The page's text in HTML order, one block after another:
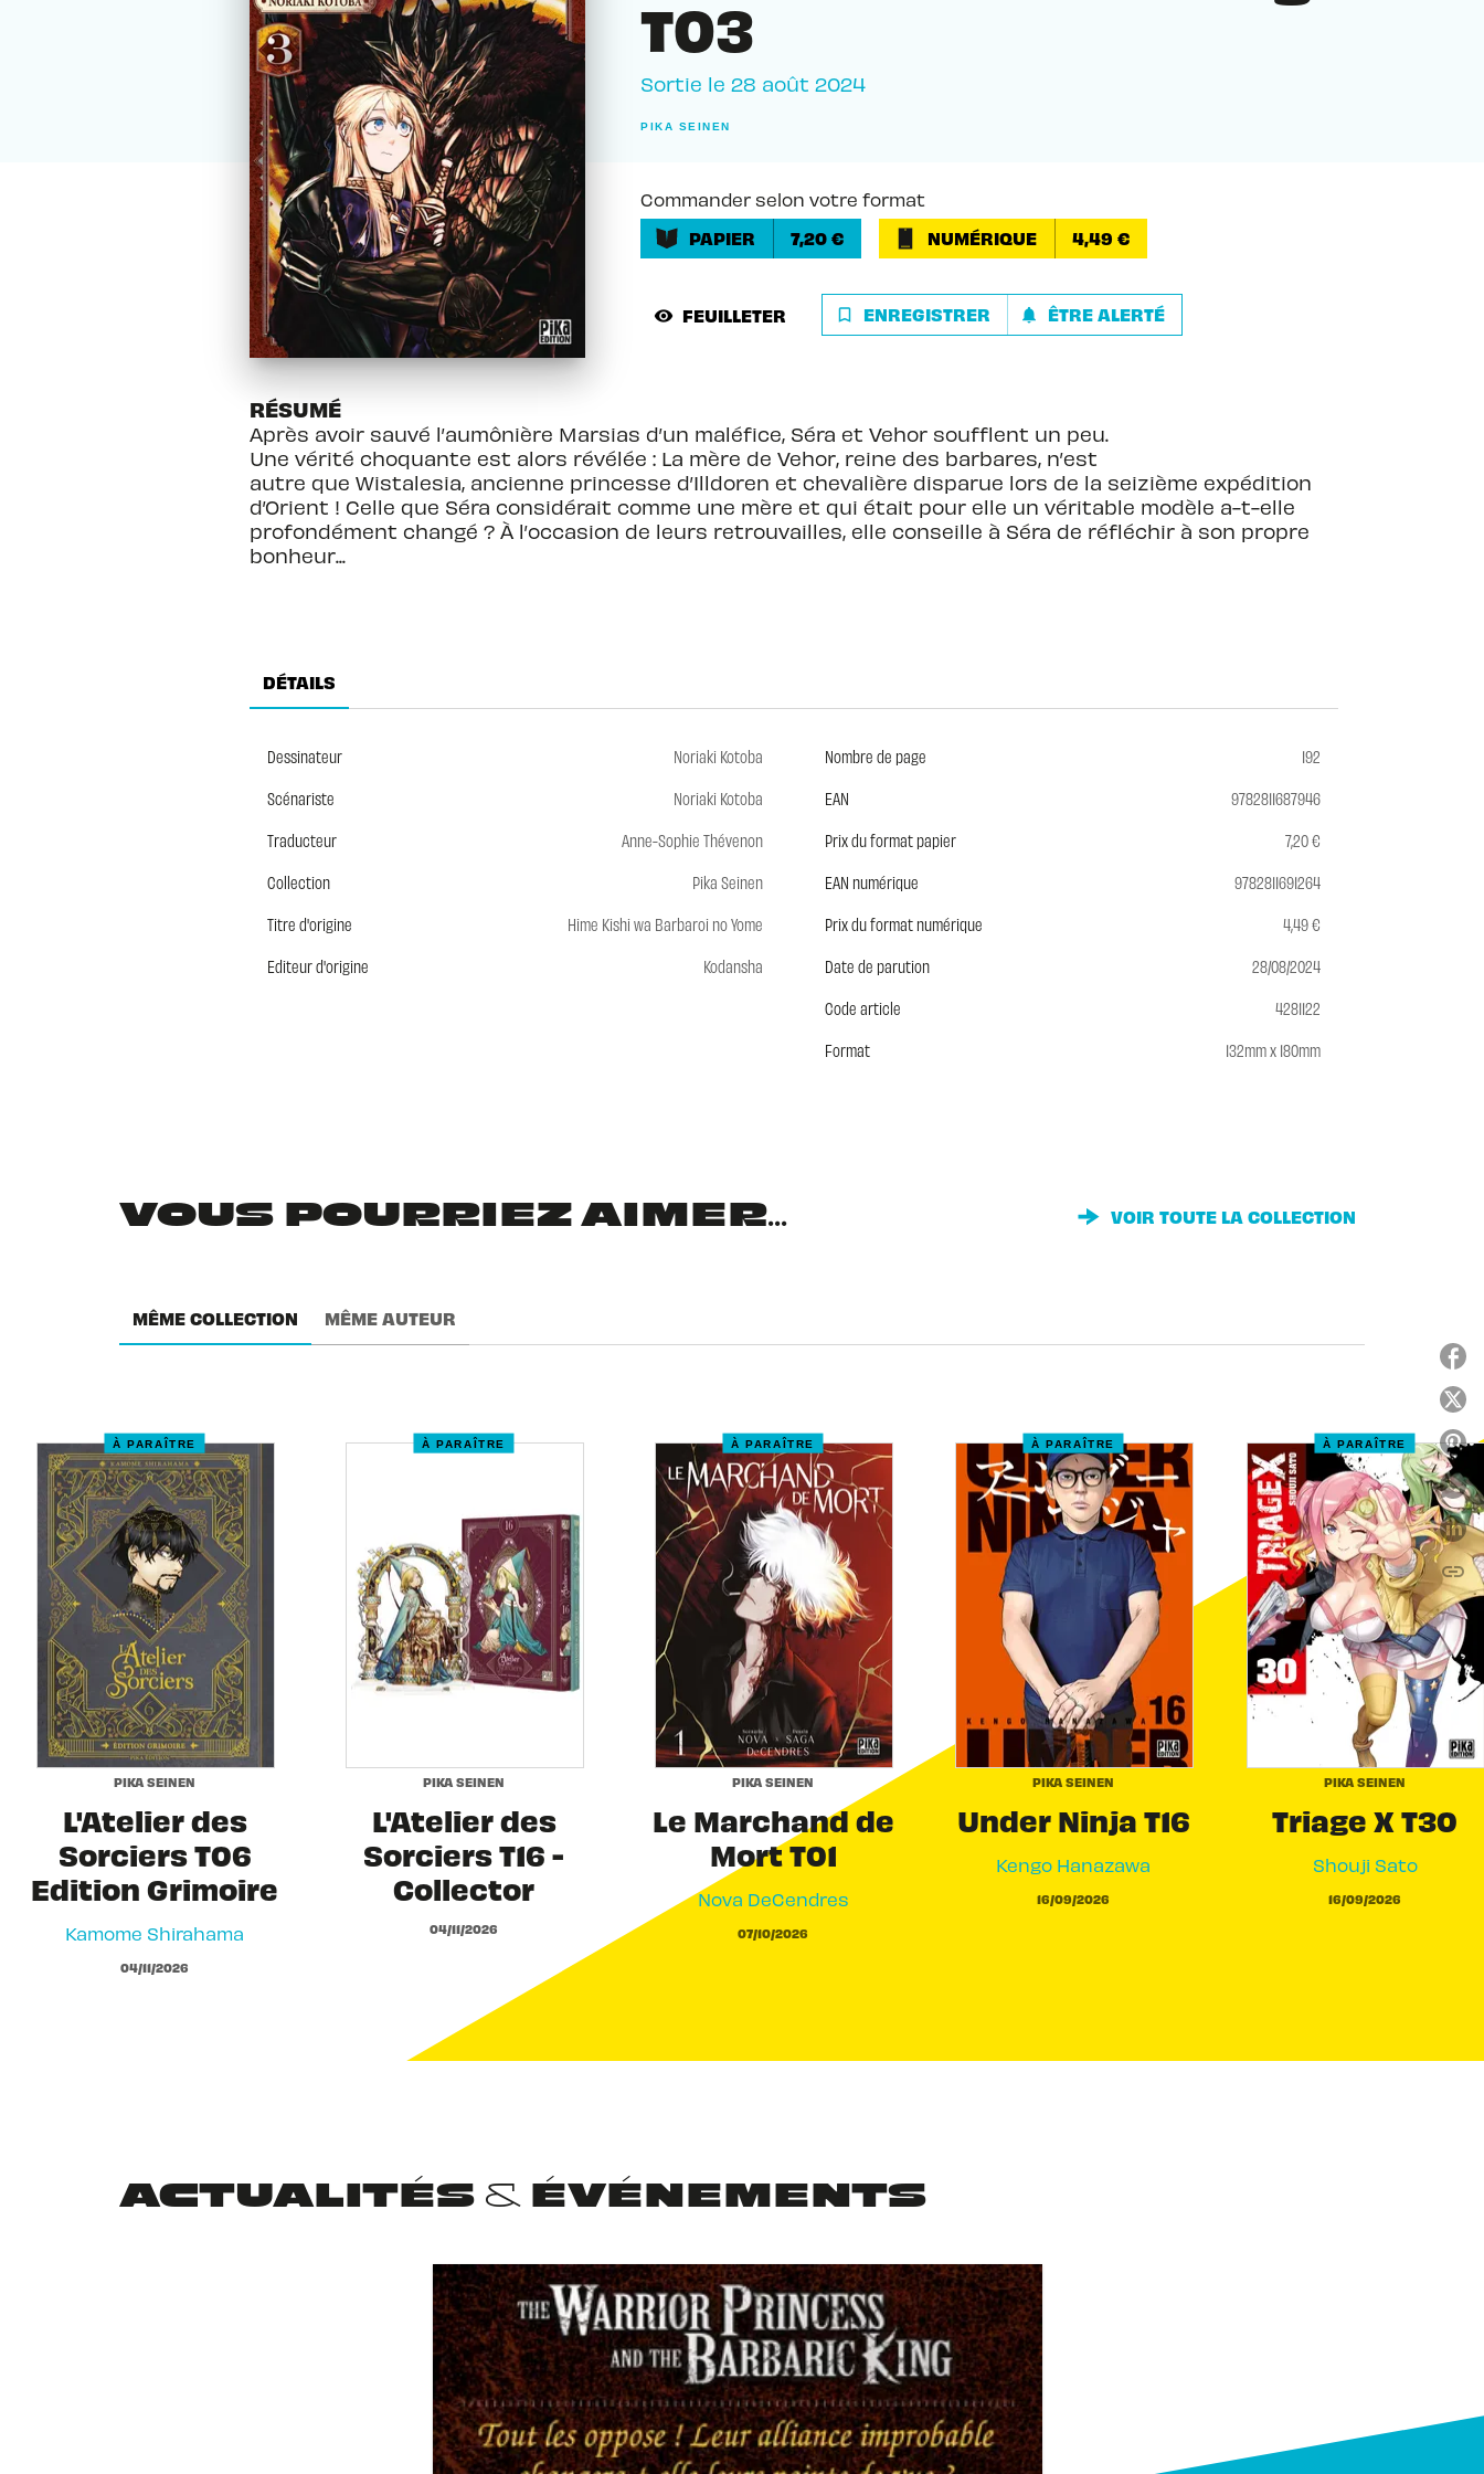
T03
Sortie le 28 août 2024
PIKA SEINEN
Commander selon votre format
PAPIER
7,20 € NUMÉRIQUE 4,49 €
visibility FEUILLETER bookmark_border ENREGISTRER notifications ÊTRE ALERTÉ
RÉSUMÉ
Après avoir sauvé l’aumônière Marsias d’un maléfice, Séra et Vehor soufflent un peu.
Une vérité choquante est alors révélée : La mère de Vehor, reine des barbares, n’est
autre que Wistalesia, ancienne princesse d’Illdoren et chevalière disparue lors de la seizième expédition
d’Orient ! Celle que Séra considérait comme une mère et qui était pour elle un véritable modèle a-t-elle
profondément changé ? À l’occasion de leurs retrouvailles, elle conseille à Séra de réfléchir à son propre
bonheur...
DÉTAILS
Dessinateur
Noriaki Kotoba
Scénariste
Noriaki Kotoba
Traducteur
Anne-Sophie Thévenon
Collection
Pika Seinen
Titre d'origine
Hime Kishi wa Barbaroi no Yome
Editeur d'origine
Kodansha
Nombre de page
192
EAN
9782811687946
Prix du format papier
7,20 €
EAN numérique
9782811691264
Prix du format numérique
4,49 €
Date de parution
28/08/2024
Code article
4281122
Format
132mm x 180mm
VOUS POURRIEZ AIMER... VOIR TOUTE LA COLLECTION
MÊME COLLECTION MÊME AUTEUR
À PARAÎTRE
PIKA SEINEN
L'Atelier des
Sorciers T06
Edition Grimoire
Kamome Shirahama
04/11/2026
À PARAÎTRE
PIKA SEINEN
L'Atelier des
Sorciers T16 -
Collector
04/11/2026
À PARAÎTRE
PIKA SEINEN
Le Marchand de
Mort T01
Nova DeCendres
07/10/2026
À PARAÎTRE
PIKA SEINEN
Under Ninja T16
Kengo Hanazawa
16/09/2026
À PARAÎTRE
PIKA SEINEN
Triage X T30
Shouji Sato
16/09/2026
ACTUALITÉS & ÉVÉNEMENTS
link